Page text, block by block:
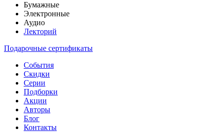
Бумажные
Электронные
Аудио
Лекторий
Подарочные сертификаты
События
Скидки
Серии
Подборки
Акции
Авторы
Блог
Контакты